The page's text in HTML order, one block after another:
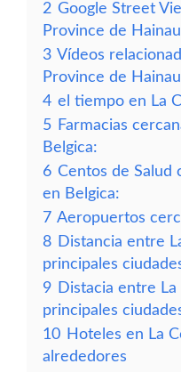
2 Google Street
Province de
3 Vídeos
Province de
4 el tiempo en La
5 Farmacias
Belgica:
6 Centos de Salud
en Belgica:
7 Aeropuertos
8 Distancia entre
principales
9 Distacia entre
principales
10 Hoteles en La
alrededores